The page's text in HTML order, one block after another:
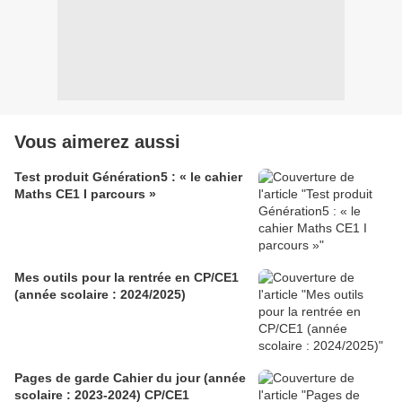
Vous aimerez aussi
Test produit Génération5 : « le cahier
Maths CE1 I parcours »
Mes outils pour la rentrée en CP/CE1
(année scolaire : 2024/2025)
Pages de garde Cahier du jour (année
scolaire : 2023-2024) CP/CE1